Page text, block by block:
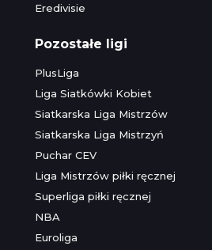
Eredivisie
Pozostałe ligi
PlusLiga
Liga Siatkówki Kobiet
Siatkarska Liga Mistrzów
Siatkarska Liga Mistrzyń
Puchar CEV
Liga Mistrzów piłki ręcznej
Superliga piłki ręcznej
NBA
Euroliga